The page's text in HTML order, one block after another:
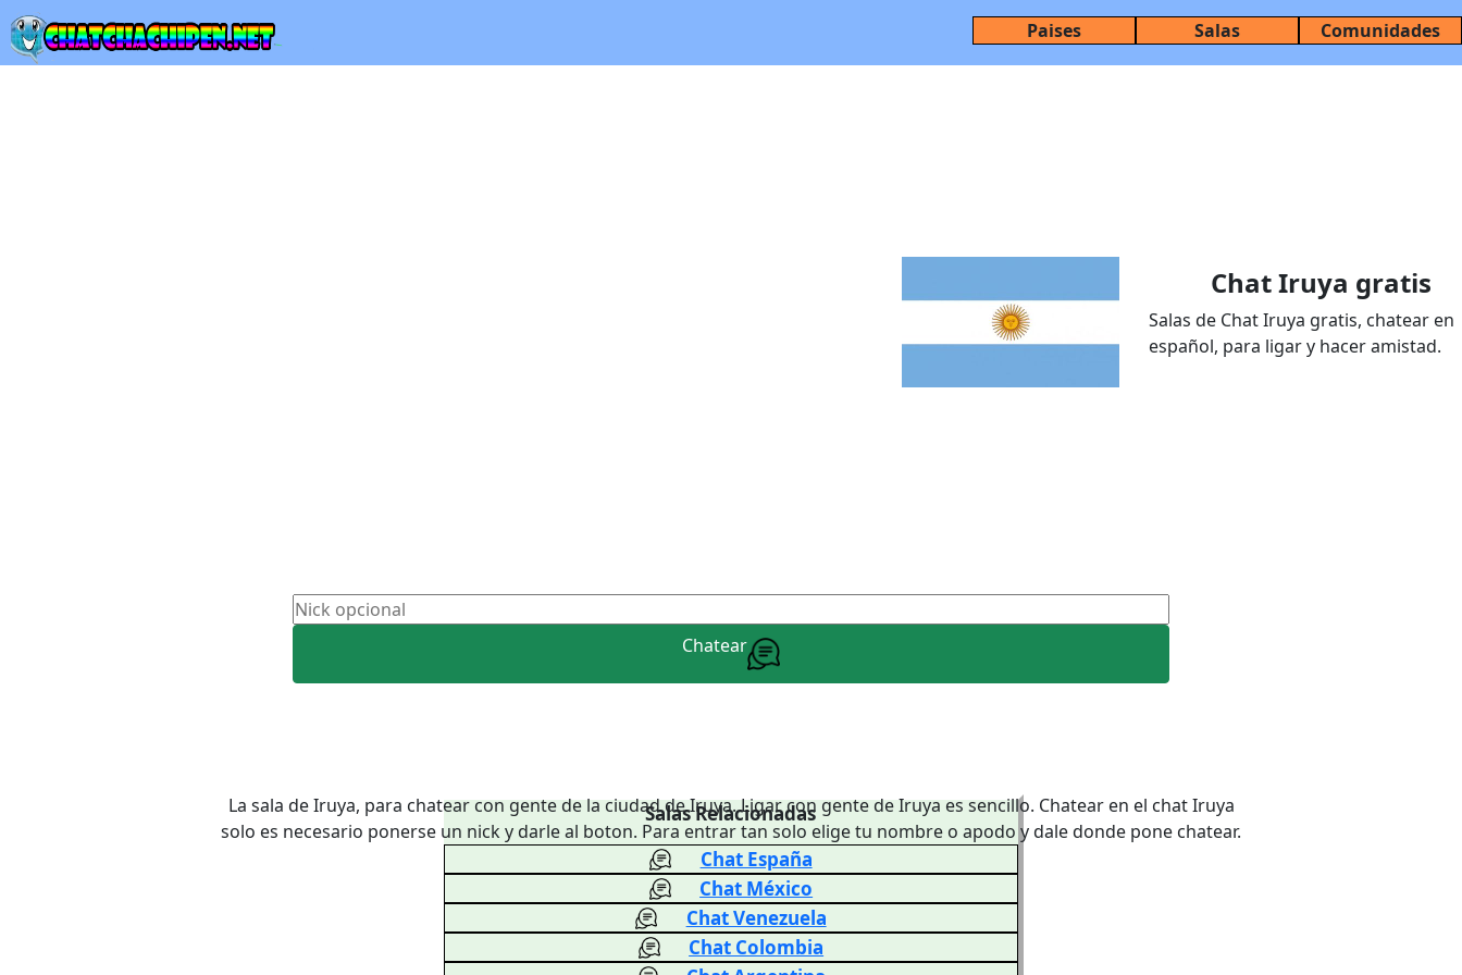
Paises Salas Comunidades
Salas Relacionadas
Chat España
Chat México
Chat Venezuela
Chat Colombia
Chat Iruya gratis
Salas de Chat Iruya gratis, chatear en
español, para ligar y hacer amistad.
Chatear
La sala de Iruya, para chatear con gente de la ciudad de Iruya. Ligar con gente de Iruya es sencillo. Chatear en el chat Iruya
solo es necesario ponerse un nick y darle al boton. Para entrar tan solo elige tu nombre o apodo y dale donde pone chatear.